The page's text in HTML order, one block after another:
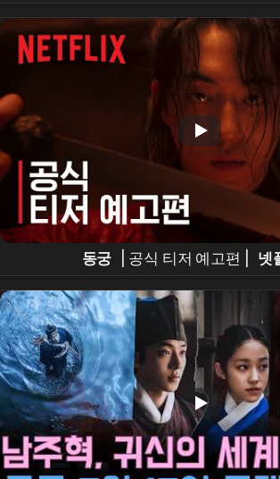
저 예고편 공개 # 남주혁 # 노윤서 #
남 #namjoohyuk
동궁 | 공식 티저 예고편 | 넷